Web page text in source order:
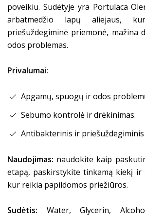
poveikiu. Sudėtyje yra Portulaca
arbatmedžio lapų aliejaus,
priešuždegiminė priemonė, mažina
odos problemas.
Privalumai:
Apgamų, spuogų ir odos
Sebumo kontrolė ir drėkinimas.
Antibakterinis ir priešuždegiminis
Naudojimas: naudokite kaip
etapą, paskirstykite tinkamą kiekį ir
kur reikia papildomos priežiūros.
Sudėtis: Water, Glycerin,